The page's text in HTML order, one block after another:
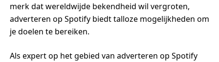
merk dat wereldwijde bekendheid wil vergroten,
adverteren op Spotify biedt talloze mogelijkheden om
je doelen te bereiken.
Als expert op het gebied van adverteren op Spotify